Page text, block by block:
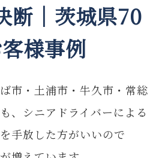
断｜茨城県70
様事例
市・土浦市・牛久市・常総
、シニアドライバーによる
手放した方がいいので